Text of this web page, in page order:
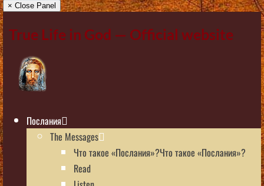
× Close Panel
True Life in God — Official website
Послания
The Messages
Что такое «Послания»?Что такое «Послания»?
Read